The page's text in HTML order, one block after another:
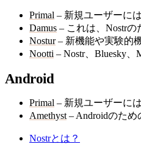
Primal – 新規ユーザーに
Damus – これは、Nostrの
Nostur– 新機能や実験的
Nootti – Nostr、Bluesky
Android
Primal – 新規ユーザーに
Amethyst – Androidのため
Nostrとは？